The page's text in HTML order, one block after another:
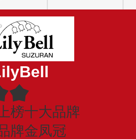
榜十大品牌
牌金凤冠